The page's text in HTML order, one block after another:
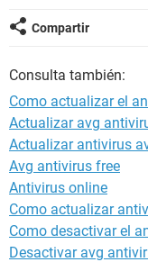
Compartir
Consulta también:
Como actualizar el
Actualizar avg
Actualizar antivirus
Avg antivirus free
Antivirus online
Como actualizar
Como desactivar el
Desactivar avg